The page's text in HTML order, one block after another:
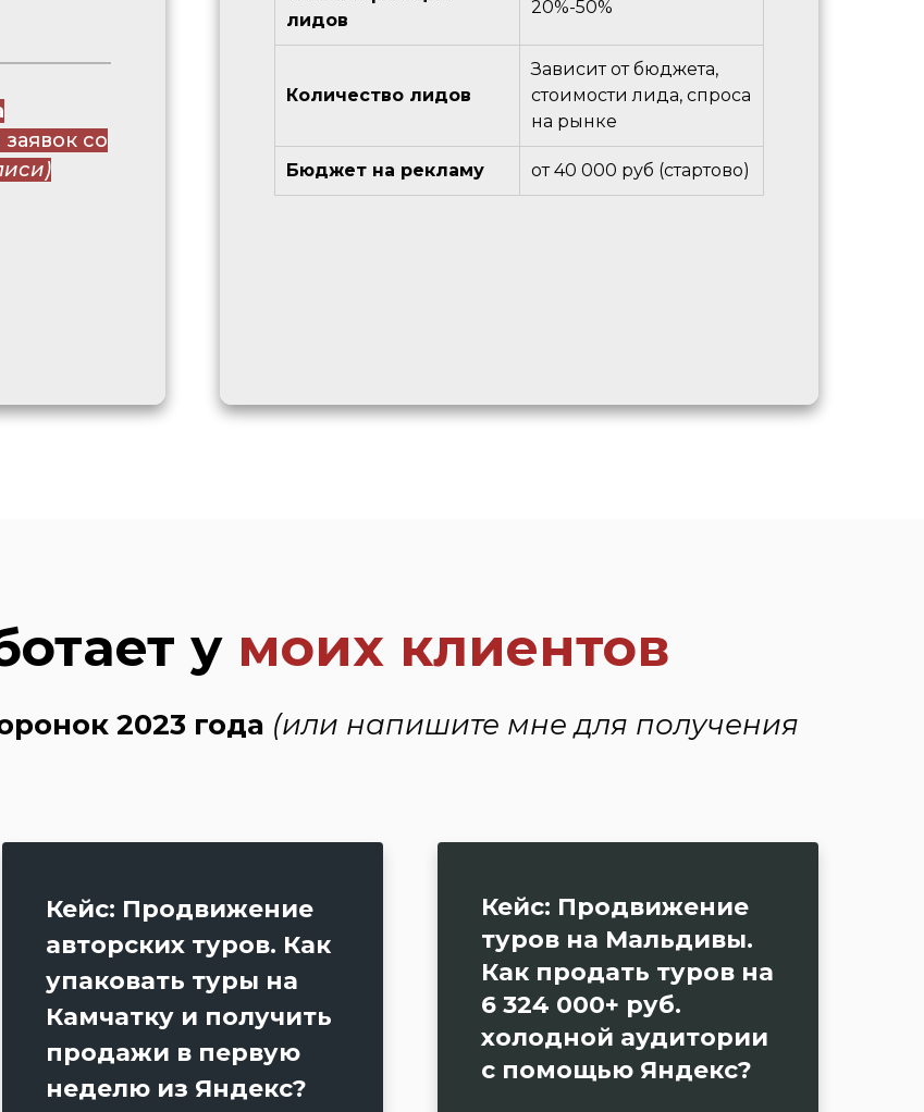
со
лидов
20%-50%
Количество лидов
Зависит от бюджета,
стоимости лида, спроса
на рынке
Бюджет на рекламу от 40 000 руб (стартово)
у моих клиентов
2023 года (или напишите мне для получения
Кейс: Продвижение
авторских туров. Как
упаковать туры на
Камчатку и получить
продажи в первую
неделю из Яндекс?
Кейс: Продвижение
туров на Мальдивы.
Как продать туров на
6 324 000+ руб.
холодной аудитории
с помощью Яндекс?